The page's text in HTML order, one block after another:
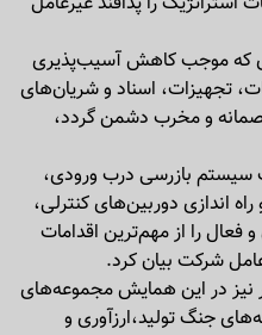
که موجب کاهش آسیب‌پذیری
تجهیزات، اسناد و شریان‌های
و مخرب دشمن گردد،
سیستم بازرسی درب ورودی،
اندازی دوربین‌های کنترلی،
را از مهم‌ترین اقدامات
شرکت بیان کرد.
نیز در این همایش مجموعه‌های
جنگ تولید،ارزآوری و